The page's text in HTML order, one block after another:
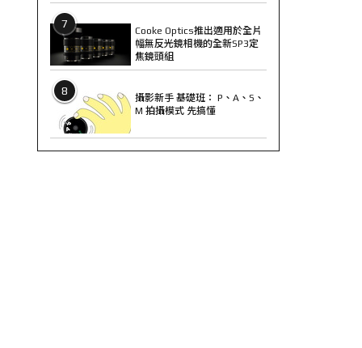
7
Cooke Optics推出適用於全片
幅無反光鏡相機的全新SP3定
焦鏡頭組
8
攝影新手 基礎班： P、A、S、
M 拍攝模式 先搞懂